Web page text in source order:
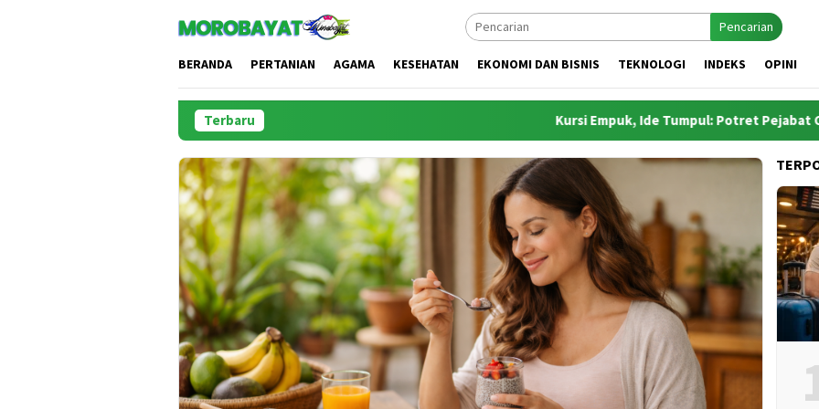
Pencarian
BERANDA PERTANIAN AGAMA KESEHATAN EKONOMI DAN BISNIS TEKNOLOGI INDEKS OPINI
Terbaru Kursi Empuk, Ide Tumpul: Potret Pejabat Cari Aman